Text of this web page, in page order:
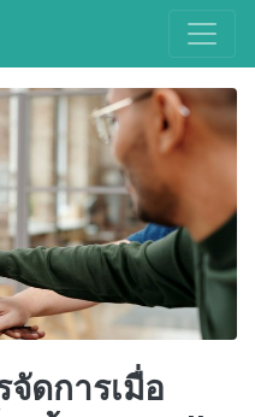
AI
ดการเมื่อ